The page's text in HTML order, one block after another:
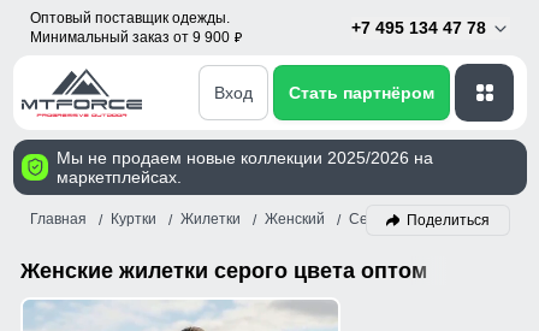
Оптовый поставщик одежды.
Минимальный заказ от 9 900 p
+7 495 134 47 78
Вход Стать партнёром
Мы не продаем новые коллекции 2025/2026 на
маркетплейсах.
Главная Куртки Жилетки Женский Серый Поделиться
Женские жилетки серого цвета оптом